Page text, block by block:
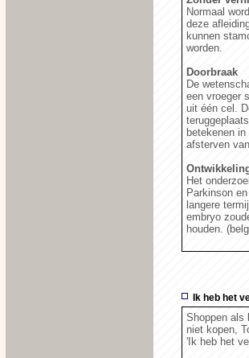
Normaal
deze
kunnen
worden.
Doorbraak
De
een vroeger
uit één cel.
betekenen
afsterven
Het
Parkinson
langere
embryo
houden.
Ik heb het
Shoppen als
niet kopen,
'Ik heb het